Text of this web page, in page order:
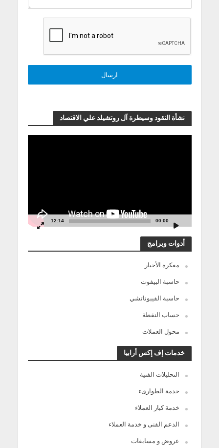
نشأة النقود وسيطرة آل روتشيلد علي الاقتصاد
00:00
12:14
أدوات وبرامج
مفكرة الأخبار
حاسبة البيفوت
حاسبة الفيبوناتشي
حساب النقطة
محول العملات
خدمات إف إكس أرابيا
التحليلات الفنية
خدمة الطوارىء
خدمة كبار العملاء
الدعم الفنى و خدمة العملاء
عروض و مسابقات